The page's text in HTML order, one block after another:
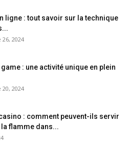
ligne : tout savoir sur la technique
2024
game : une activité unique en plein
2024
: comment peuvent-ils servir
flamme dans...